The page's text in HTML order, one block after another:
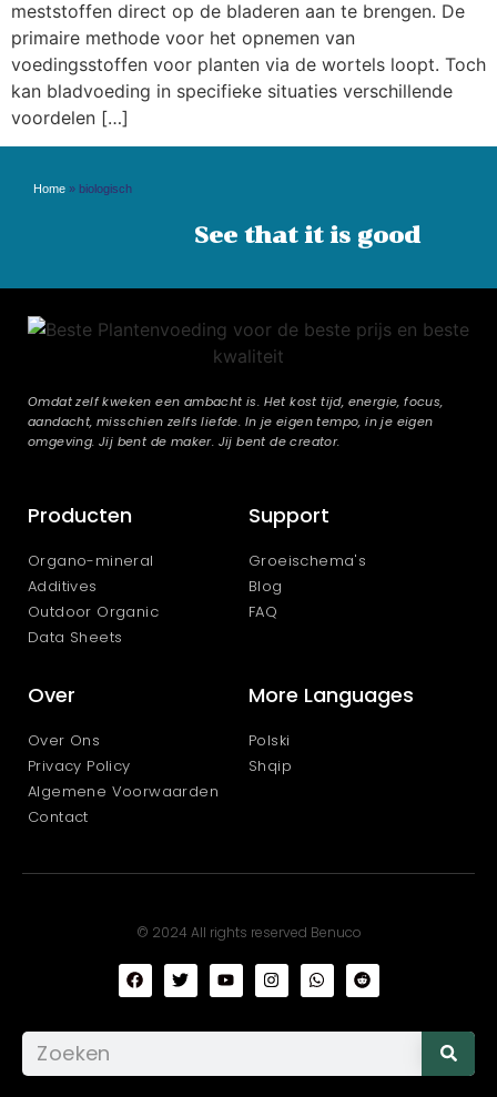
meststoffen direct op de bladeren aan te brengen. De
primaire methode voor het opnemen van
voedingsstoffen voor planten via de wortels loopt. Toch
kan bladvoeding in specifieke situaties verschillende
voordelen […]
Home » biologisch
See that it is good
Omdat zelf kweken een ambacht is. Het kost tijd, energie, focus,
aandacht, misschien zelfs liefde. In je eigen tempo, in je eigen
omgeving. Jij bent de maker. Jij bent de creator.
Producten
Organo-mineral
Additives
Outdoor Organic
Data Sheets
Support
Groeischema's
Blog
FAQ
Over
Over Ons
Privacy Policy
Algemene Voorwaarden
Contact
More Languages
Polski
Shqip
© 2024 All rights reserved Benuco